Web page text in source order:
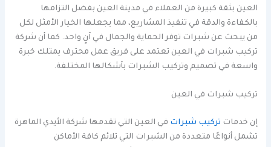
العين بثقة كبيرة من العملاء في مدينة العين بفضل التزامها
بالكفاءة والدقة في تنفيذ المشاريع، مما يجعلها الخيار الأمثل لكل
من يبحث عن شبرات توفر الحماية والجمال في آنٍ واحد. كما أن شركة
تركيب شبرات في العين تعتمد على فريق عمل محترف يمتلك خبرة
واسعة في تصميم وتركيب الشبرات بأشكالها المختلفة.
تركيب شبرات في العين
إن خدمات تركيب شبرات في العين التي تقدمها شركة الأيدي الماهرة
تشمل أنواعًا متعددة من الشبرات التي تلائم كافة الأماكن